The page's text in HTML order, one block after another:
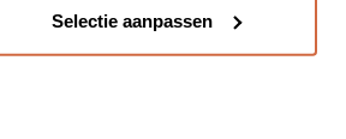
Selectie aanpassen